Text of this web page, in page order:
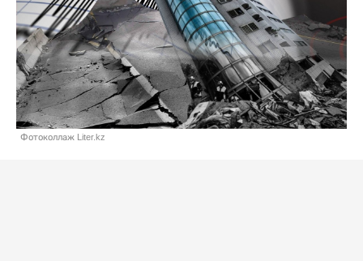
Фотоколлаж Liter.kz